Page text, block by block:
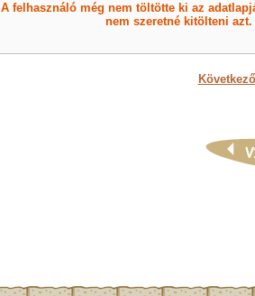
A felhasználó még nem töltötte ki az
nem szeretné kitölteni azt.